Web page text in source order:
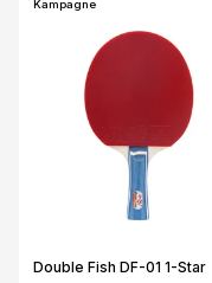
Kampagne
Double Fish DF-01 1-Star